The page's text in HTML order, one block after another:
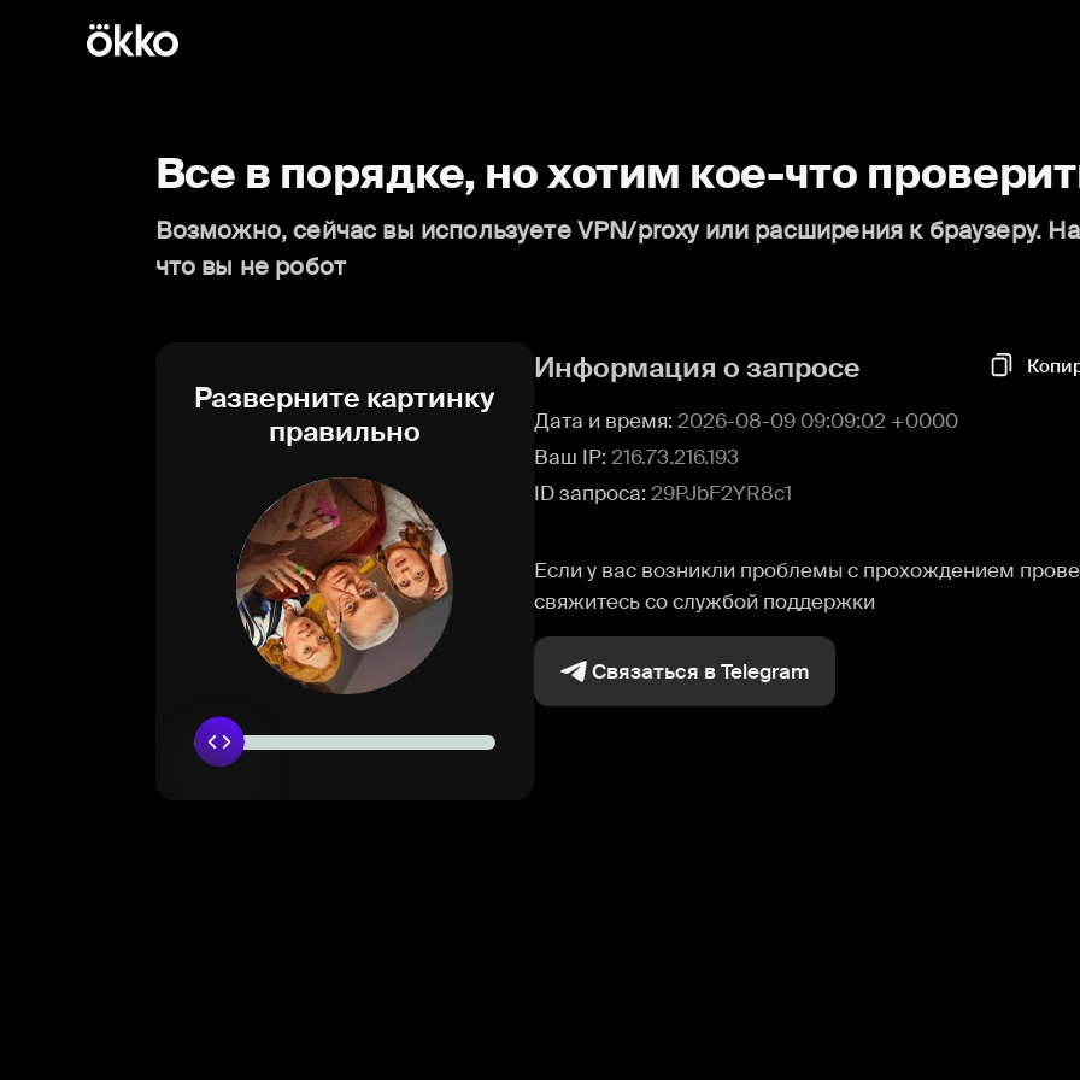
Все в порядке, но хотим кое-что
Возможно, сейчас вы используете VPN/proxy или расширения к браузеру.
что вы не робот
Разверните картинку
правильно
Информация о запросе
Дата и время: 2026-08-09 09:09:02 +0000
Ваш IP: 216.73.216.193
ID запроса: 29PJbF2YR8c1
Если у вас возникли проблемы с прохождением
свяжитесь со службой поддержки
Связаться в Telegram